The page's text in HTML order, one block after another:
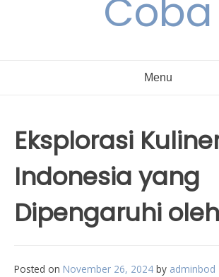
Coba
Menu
Eksplorasi
Indonesia yang
Dipengaruhi
Posted on November 26, 2024 by adminbod